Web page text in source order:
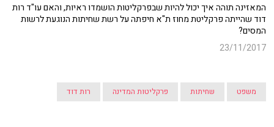
המאזינה תוהה איך יכול להיות שבפרקליטות הושמדו ראיות, והאם עו"ד רות
דוד שהייתה פרקליטת מחוז ת"א חיפתה על רשת שחיתות הנוגעת לרשות
המסים?
23/11/2017
משפט שחיתות פרקליטות המדינה רות דוד